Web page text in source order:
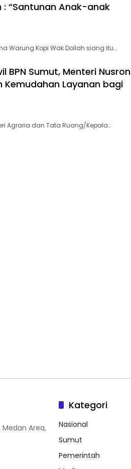
: “Santunan Anak-anak
Warung Kopi Wak Dollah siang itu…
BPN Sumut, Menteri Nusron
Layanan bagi
Agraria dan Tata Ruang/Kepala…
Medan Area,
Kategori
Nasional
Sumut
Pemerintah